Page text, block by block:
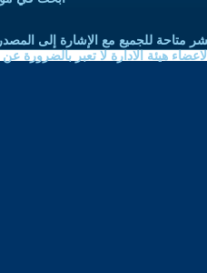
متاحة للجميع مع الإشارة إلى المصدر
هيئة الادارة لا تعبر بالضرورة